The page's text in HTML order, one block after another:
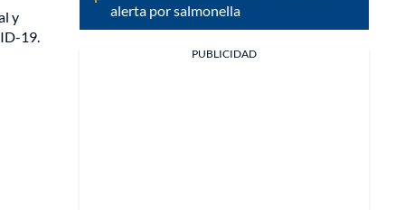
y
19.
alerta por salmonella
PUBLICIDAD